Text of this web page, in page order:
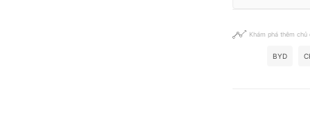
Khám phá thêm chủ
BYD